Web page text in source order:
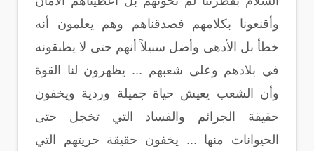
وأقنعونا بكلامهم فصدقناهم وهم يعلمون أنه
خطأ بل الأدهى وأضل سبيلاً أنهم حتى لا يطبقونه
في بلادهم وعلى شعبهم ... يظهرون لنا القوة
وأن الشعب يعيش حياة جميلة وردية ويخفون
حقيقة الجرائم والفساد التي تخجل حتى
الحيوانات منها ... يخفون حقيقة حريتهم التي